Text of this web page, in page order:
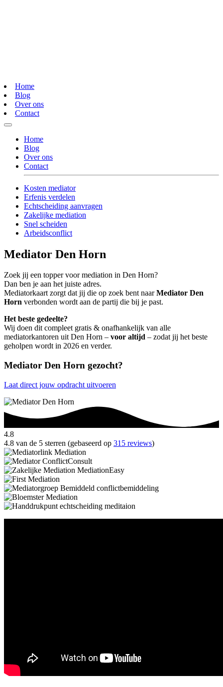
Home
Blog
Over ons
Contact
Home
Blog
Over ons
Contact
Kosten mediator
Erfenis verdelen
Echtscheiding aanvragen
Zakelijke mediation
Snel scheiden
Arbeidsconflict
Mediator Den Horn
Zoek jij een topper voor mediation in Den Horn?
Dan ben je aan het juiste adres.
Mediatorkaart zorgt dat jij die op zoek bent naarMediator Den
Horn verbonden wordt aan de partij die bij je past.
Het beste gedeelte?
Wij doen dit compleet gratis & onafhankelijk van alle
mediatorkantoren uit Den Horn – voor altijd – zodat jij het beste
geholpen wordt in 2026 en verder.
Mediator Den Horn gezocht?
Laat direct jouw opdracht uitvoeren
4.8
4.8 van de 5 sterren (gebaseerd op 315 reviews)